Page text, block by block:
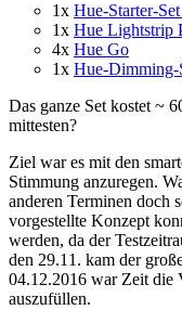
1x Hue-Starter-
1x Hue Lightstrip
4x Hue Go
1x Hue-Dimming-
Das ganze Set kostet ~
mittesten?
Ziel war es mit den
Stimmung anzuregen.
anderen Terminen doch
vorgestellte Konzept
werden, da der
den 29.11. kam der
04.12.2016 war Zeit die
auszufüllen.